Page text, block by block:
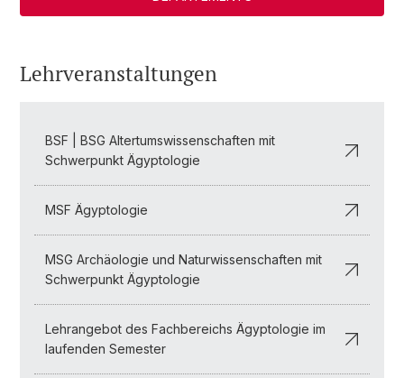
Lehrveranstaltungen
BSF | BSG Altertumswissenschaften mit
Schwerpunkt Ägyptologie
MSF Ägyptologie
MSG Archäologie und Naturwissenschaften mit
Schwerpunkt Ägyptologie
Lehrangebot des Fachbereichs Ägyptologie im
laufenden Semester